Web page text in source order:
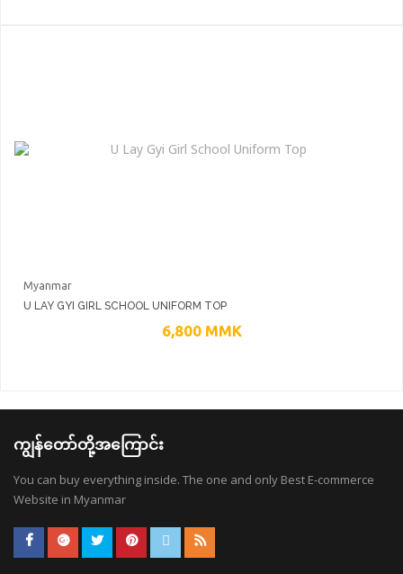
Myanmar
U LAY GYI GIRL SCHOOL UNIFORM TOP
6,800 MMK
ကျွန်တော်တို့အကြောင်း
You can buy everything inside. The one and only Best E-commerce
Website in Myanmar